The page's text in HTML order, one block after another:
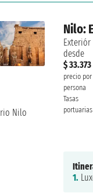
Nilo:
Exteriór
desde
$ 33.373
precio por
persona
Tasas
portuarias
1.